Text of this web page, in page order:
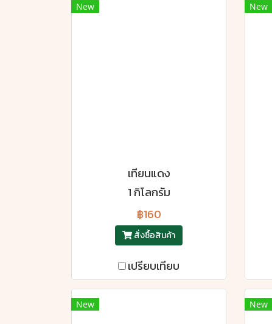
New
เทียนแดง
1 กิโลกรัม
฿160
สั่งซื้อสินค้า
เปรียบเทียบ
New
New New